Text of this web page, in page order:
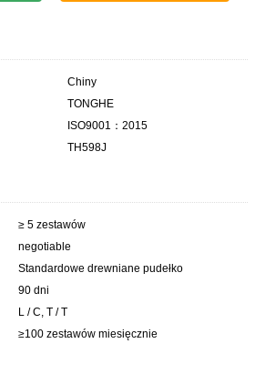
Chiny
TONGHE
ISO9001：2015
TH598J
≥ 5 zestawów
negotiable
Standardowe drewniane pudełko
90 dni
L / C, T / T
≥100 zestawów miesięcznie